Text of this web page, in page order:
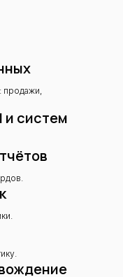
продажи,
и систем